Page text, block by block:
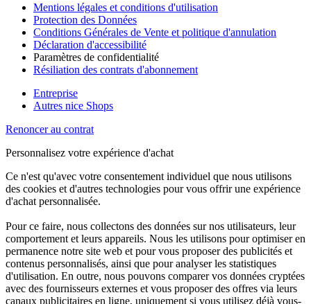
Mentions légales et conditions d'utilisation
Protection des Données
Conditions Générales de Vente et politique d'annulation
Déclaration d'accessibilité
Paramètres de confidentialité
Résiliation des contrats d'abonnement
Entreprise
Autres nice Shops
Renoncer au contrat
Personnalisez votre expérience d'achat
Ce n'est qu'avec votre consentement individuel que nous utilisons
des cookies et d'autres technologies pour vous offrir une expérience
d'achat personnalisée.
Pour ce faire, nous collectons des données sur nos utilisateurs, leur
comportement et leurs appareils. Nous les utilisons pour optimiser en
permanence notre site web et pour vous proposer des publicités et
contenus personnalisés, ainsi que pour analyser les statistiques
d'utilisation. En outre, nous pouvons comparer vos données cryptées
avec des fournisseurs externes et vous proposer des offres via leurs
canaux publicitaires en ligne, uniquement si vous utilisez déjà vous-